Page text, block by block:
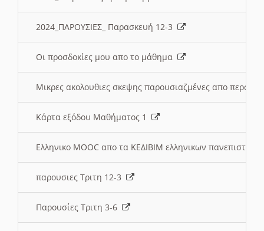
2024_ΠΑΡΟΥΣΙΕΣ_ Παρασκευή 12-3
Οι προσδοκίες μου απο το μάθημα
Μικρες ακολουθιες σκεψης παρουσιαζμένες απο
Κάρτα εξόδου Μαθήματος 1
Ελληνικο MOOC απο τα ΚΕΔΙΒΙΜ ελληνικων
παρουσιες Τριτη 12-3
Παρουσίες Τριτη 3-6